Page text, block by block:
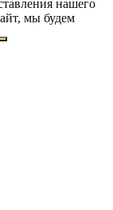
нашего
мы будем